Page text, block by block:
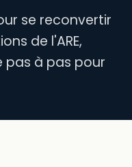
se reconvertir
de l'ARE,
pas à pas pour